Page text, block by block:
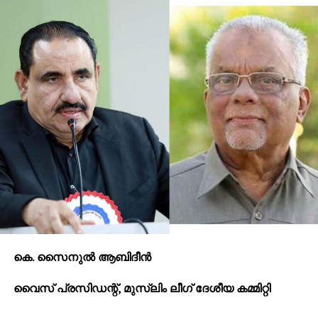
കെ. സൈനുല്‍ ആബിദീന്‍
വൈസ് പ്രസിഡന്റ്, മുസ്ലിം ലീഗ് ദേശീയ കമ്മിറ്റി